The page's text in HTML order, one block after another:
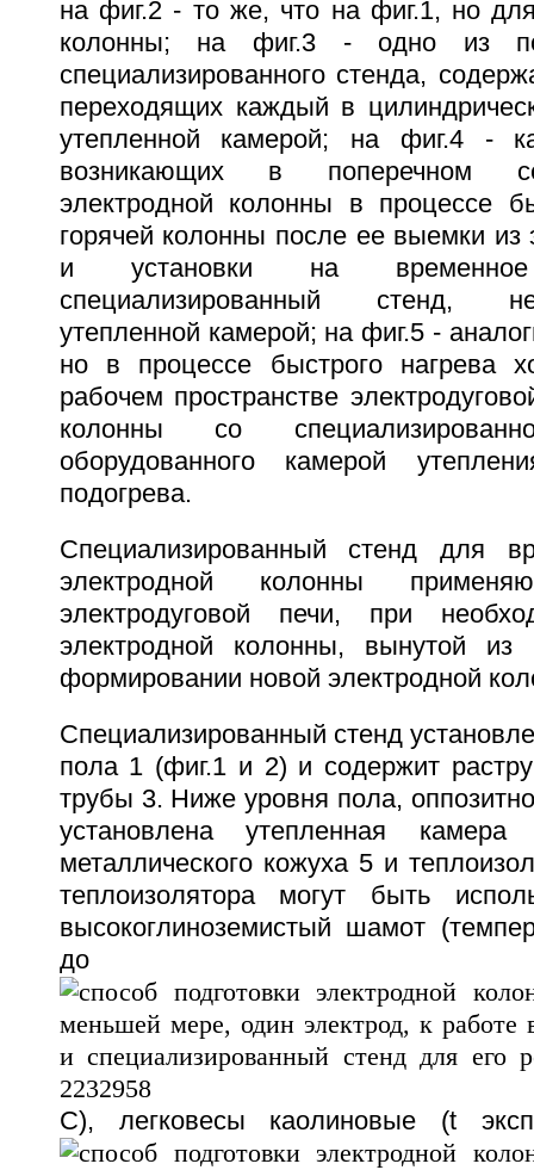
на фиг.2 - то же, что на фиг.1, но
колонны; на фиг.3 - одно из
специализированного стенда,
переходящих каждый в
утепленной камерой; на фиг.4 -
возникающих в поперечном
электродной колонны в процессе
горячей колонны после ее выемки из
и установки на
специализированный стенд,
утепленной камерой; на фиг.5 -
но в процессе быстрого нагрева
рабочем пространстве
колонны со
оборудованного камерой
подогрева.
Специализированный стенд для
электродной колонны
электродуговой печи, при
электродной колонны, вынутой
формировании новой электродной
Специализированный стенд
пола 1 (фиг.1 и 2) и содержит
трубы 3. Ниже уровня пола,
установлена утепленная
металлического кожуха 5 и
теплоизолятора могут быть
высокоглиноземистый шамот
до
С), легковесы каолиновые (t